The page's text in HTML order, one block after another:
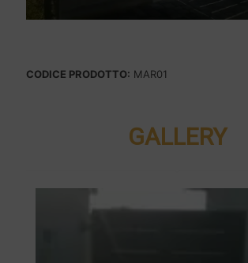
CODICE PRODOTTO: MAR01
GALLERY